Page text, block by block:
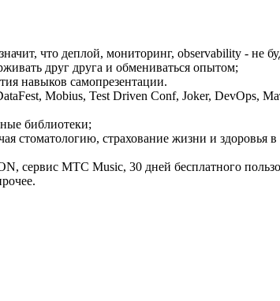
что деплой, мониторинг, observability - не
друг друга и обмениваться опытом;
навыков самопрезентации.
Mobius, Test Driven Conf, Joker, DevOps,
библиотеки;
стоматологию, страхование жизни и здоровья
МТС Music, 30 дней бесплатного